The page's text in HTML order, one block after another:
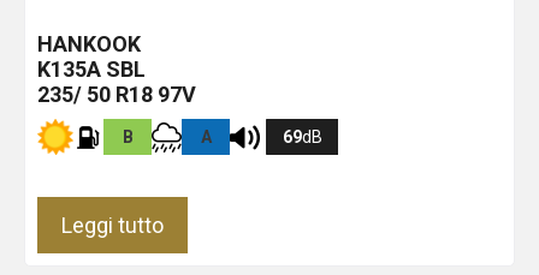
HANKOOK
K135A SBL
235/ 50 R18 97V
B A 69dB
Leggi tutto